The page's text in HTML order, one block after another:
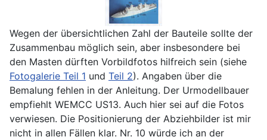
Wegen der übersichtlichen Zahl der Bauteile sollte der
Zusammenbau möglich sein, aber insbesondere bei
den Masten dürften Vorbildfotos hilfreich sein (siehe
Fotogalerie Teil 1 und Teil 2). Angaben über die
Bemalung fehlen in der Anleitung. Der Urmodellbauer
empfiehlt WEMCC US13. Auch hier sei auf die Fotos
verwiesen. Die Positionierung der Abziehbilder ist mir
nicht in allen Fällen klar. Nr. 10 würde ich an der